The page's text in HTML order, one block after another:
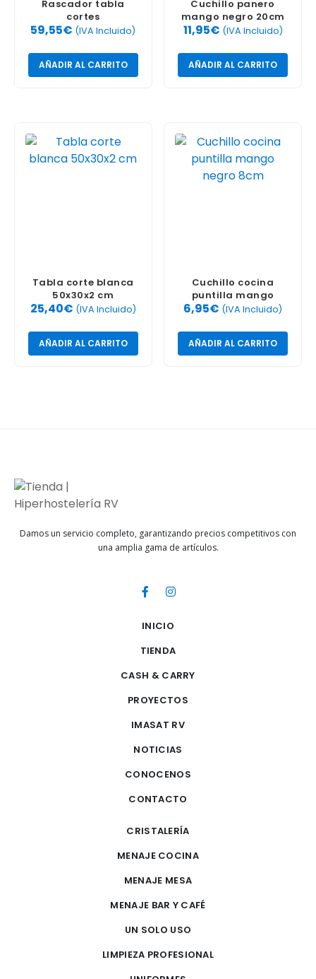
Rascador tabla
cortes
59,55€ (IVA Incluido)
AÑADIR AL CARRITO
Cuchillo panero
mango negro 20cm
11,95€ (IVA Incluido)
AÑADIR AL CARRITO
Tabla corte blanca
50x30x2 cm
25,40€ (IVA Incluido)
AÑADIR AL CARRITO
Cuchillo cocina
puntilla mango
negro 8cm
6,95€ (IVA Incluido)
AÑADIR AL CARRITO
Damos un servicio completo, garantizando precios competitivos con
una amplia gama de artículos.
INICIO
TIENDA
CASH & CARRY
PROYECTOS
IMASAT RV
NOTICIAS
CONOCENOS
CONTACTO
CRISTALERÍA
MENAJE COCINA
MENAJE MESA
MENAJE BAR Y CAFÉ
UN SOLO USO
LIMPIEZA PROFESIONAL